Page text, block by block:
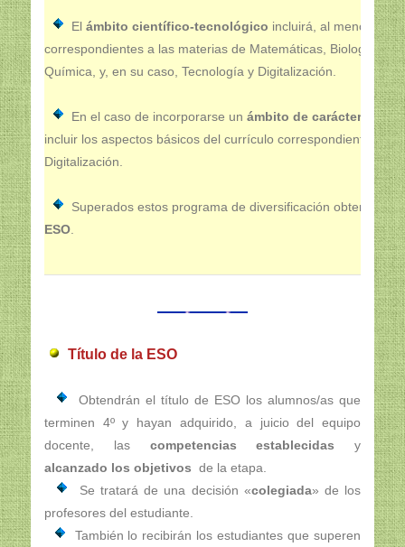
El ámbito científico-tecnológico incluirá, al menos, los
correspondientes a las materias de Matemáticas, Biología y
Química, y, en su caso, Tecnología y Digitalización.
En el caso de incorporarse un ámbito de carácter
incluir los aspectos básicos del currículo correspondiente a
Digitalización.
Superados estos programa de diversificación obtendrás
ESO.
Título de la ESO
Obtendrán el título de ESO los alumnos/as que
terminen 4º y hayan adquirido, a juicio del equipo
docente, las competencias establecidasy
alcanzado los objetivos de la etapa.
Se tratará de una decisión «colegiada» de los
profesores del estudiante.
También lo recibirán los estudiantes que superen